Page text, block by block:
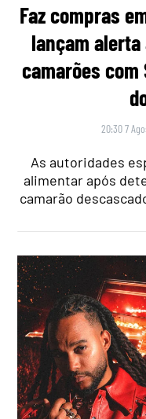
Faz compras
lançam
camarões
20:30 7
As autoridades
alimentar após
camarão